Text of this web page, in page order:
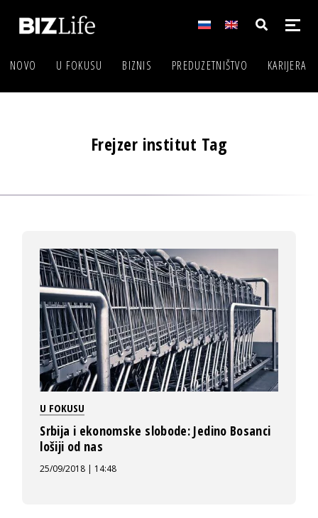
NOVO U FOKUSU BIZNIS PREDUZETNIŠTVO KARIJERA
Frejzer institut Tag
U FOKUSU
Srbija i ekonomske slobode: Jedino Bosanci
lošiji od nas
25/09/2018 | 14:48